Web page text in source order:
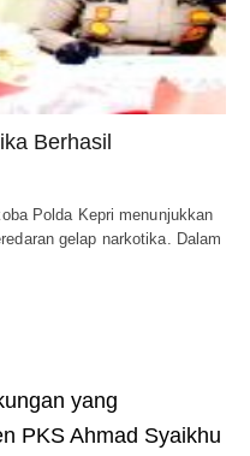
Berhasil
Polda Kepri menunjukkan
gelap narkotika. Dalam
yang
PKS Ahmad Syaikhu